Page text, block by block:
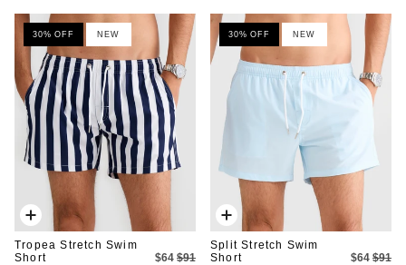
30% OFF NEW
Ajout
rapide
Tropea Stretch Swim
Short
$64 $91
30% OFF NEW
Ajout
rapide
Split Stretch Swim
Short
$64 $91